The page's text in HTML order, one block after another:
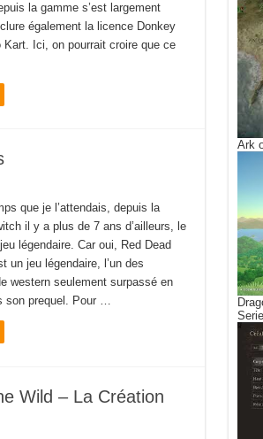
la gamme s’est largement
également la licence Donkey
Kart. Ici, on pourrait croire que ce
que je l’attendais, depuis la
il y a plus de 7 ans d’ailleurs, le
légendaire. Car oui, Red Dead
un jeu légendaire, l’un des
western seulement surpassé en
son prequel. Pour …
Wild – La Création
Ark